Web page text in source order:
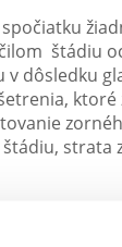
štádiu
dôsledku